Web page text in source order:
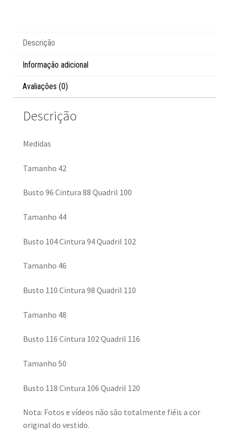
Descrição
Informação adicional
Avaliações (0)
Descrição
Medidas
Tamanho 42
Busto 96 Cintura 88 Quadril 100
Tamanho 44
Busto 104 Cintura 94 Quadril 102
Tamanho 46
Busto 110 Cintura 98 Quadril 110
Tamanho 48
Busto 116 Cintura 102 Quadril 116
Tamanho 50
Busto 118 Cintura 106 Quadril 120
Nota: Fotos e vídeos não são totalmente fiéis a cor
original do vestido.